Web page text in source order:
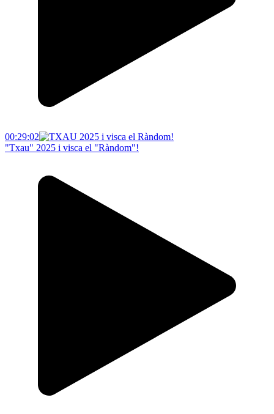
00:29:02
"Txau" 2025 i visca el "Ràndom"!